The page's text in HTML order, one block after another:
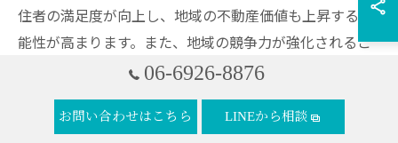
住者の満足度が向上し、地域の不動産価値も上昇する可
能性が高まります。また、地域の競争力が強化されるこ
とで、企業誘致も進み、経済的なメリットが期待できま
す。これらの要素を見逃すことなく、投資戦略に組み込
むことが、再開発エリアでの成功への鍵となります。
06-6926-8876
お問い合わせはこちら LINEから相談